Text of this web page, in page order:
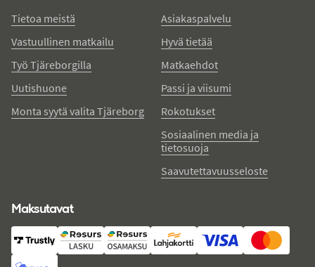
Tietoa meistä
Vastuullinen matkailu
Työ Tjäreborgilla
Uutishuone
Monta syytä valita Tjäreborg
Asiakaspalvelu
Hyvä tietää
Matkaehdot
Passi ja viisumi
Rokotukset
Sosiaalinen media ja
tietosuoja
Saavutettavuusseloste
Maksutavat